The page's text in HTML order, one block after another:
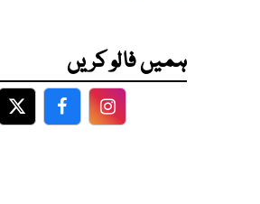
ہمیں فالو کریں
TwitterFacebookFacebook